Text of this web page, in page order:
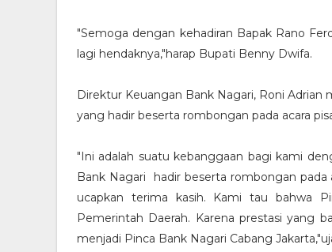
"Semoga dengan kehadiran Bapak Rano
lagi hendaknya,"harap Bupati Benny Dwifa.
Direktur Keuangan Bank Nagari, Roni
yang hadir beserta rombongan pada acara
"Ini adalah suatu kebanggaan bagi kami
Bank Nagari hadir beserta rombongan pada
ucapkan terima kasih. Kami tau bahwa
Pemerintah Daerah. Karena prestasi yang
menjadi Pinca Bank Nagari Cabang